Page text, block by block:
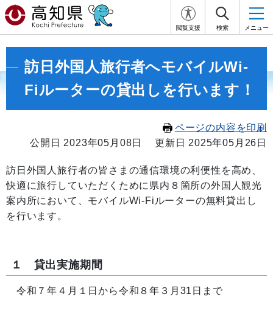
閲覧支援 検索 メニュー
訪日外国人旅行者へモバイルWi-
Fiルーターの貸出しを行います！
ページの内容を印刷
公開日 2023年05月08日
更新日 2025年05月26日
訪日外国人旅行者の皆さまの通信環境の利便性を高め、
快適に旅行していただくために県内８箇所の外国人観光
案内所において、モバイルWi-Fiルーターの無料貸出し
を行います。
１ 貸出実施期間
令和７年４月１日から令和８年３月31日まで